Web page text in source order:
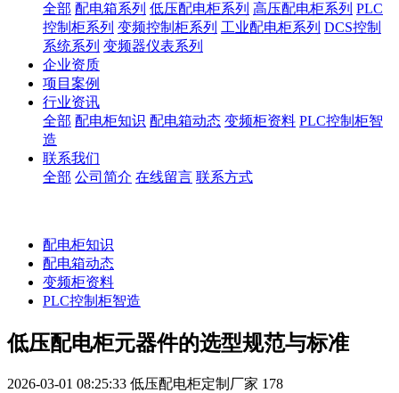
全部 配电箱系列 低压配电柜系列 高压配电柜系列 PLC
控制柜系列 变频控制柜系列 工业配电柜系列 DCS控制
系统系列 变频器仪表系列
企业资质
项目案例
行业资讯
全部 配电柜知识 配电箱动态 变频柜资料 PLC控制柜智
造
联系我们
全部 公司简介 在线留言 联系方式
配电柜知识
配电箱动态
变频柜资料
PLC控制柜智造
低压配电柜元器件的选型规范与标准
2026-03-01 08:25:33 低压配电柜定制厂家 178